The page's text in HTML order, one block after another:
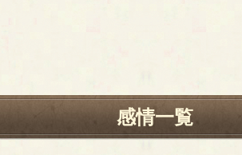
感情一覧